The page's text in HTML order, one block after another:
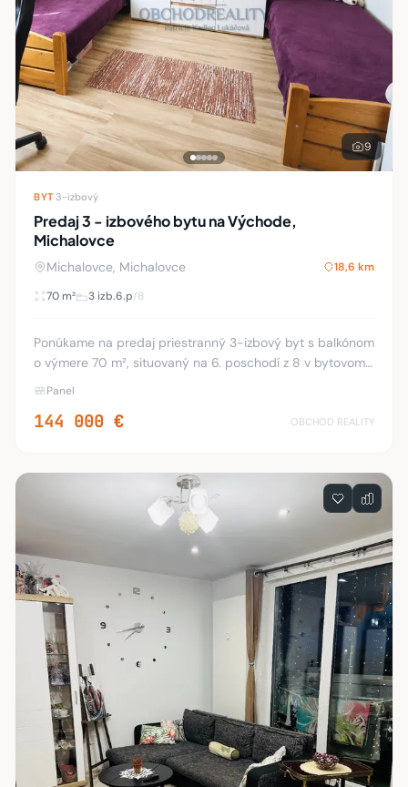
9
BYT·3-izbový
Predaj 3 - izbového bytu na Východe,
Michalovce
Michalovce, Michalovce 18,6 km
70 m² 3 izb.6.p/8
Ponúkame na predaj priestranný 3-izbový byt s balkónom
o výmere 70 m², situovaný na 6. poschodí z 8 v bytovom
Panel
144 000 € OBCHOD REALITY